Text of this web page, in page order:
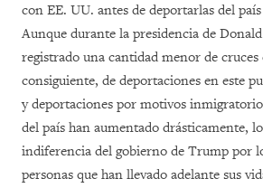
con EE. UU. antes de deportarlas del
Aunque durante la presidencia de
registrado una cantidad menor de
consiguiente, de deportaciones en este
y deportaciones por motivos
del país han aumentado drásticamente,
indiferencia del gobierno de Trump por
personas que han llevado adelante sus